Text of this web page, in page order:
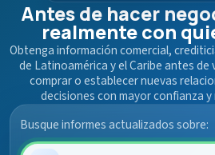
Antes de hacer
realmente con
Obtenga información comercial,
de Latinoamérica y el Caribe antes
comprar o establecer nuevas
decisiones con mayor confianza
Busque informes actualizados sobre: